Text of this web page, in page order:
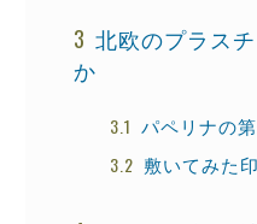
北欧のプラス
か
パペリナの
敷いてみた